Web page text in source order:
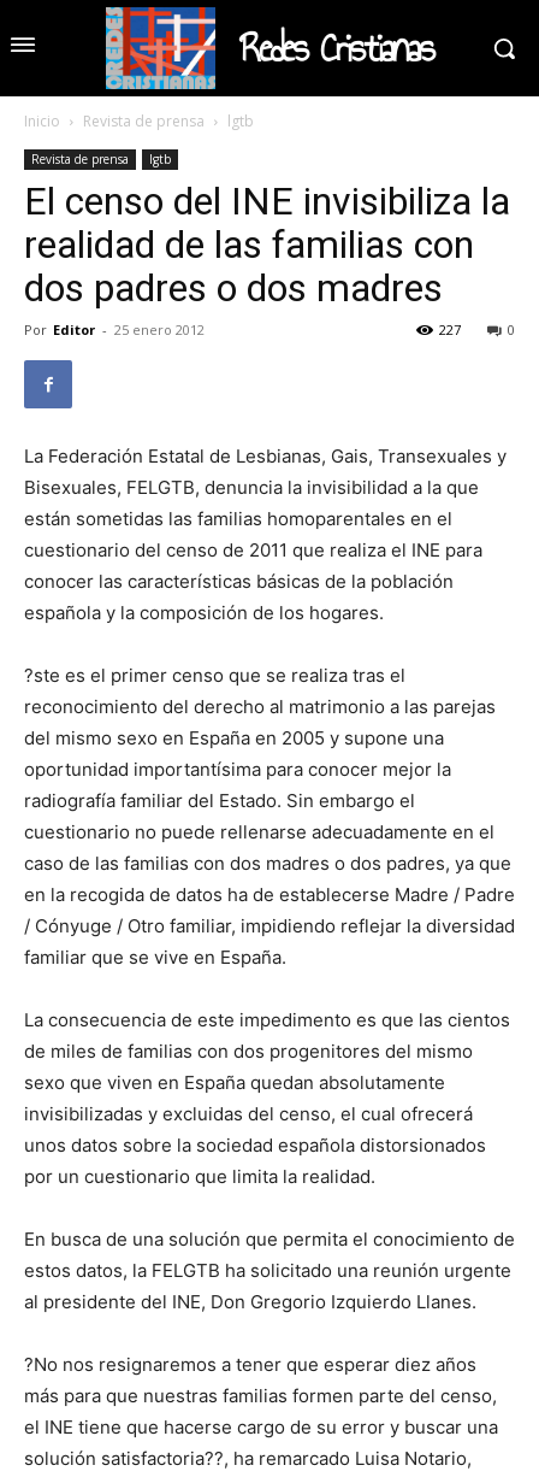
Redes Cristianas
Inicio Revista de prensa lgtb
Revista de prensa lgtb
El censo del INE invisibiliza la
realidad de las familias con
dos padres o dos madres
Por Editor - 25 enero 2012 0
227
La Federación Estatal de Lesbianas, Gais, Transexuales y
Bisexuales, FELGTB, denuncia la invisibilidad a la que
están sometidas las familias homoparentales en el
cuestionario del censo de 2011 que realiza el INE para
conocer las características básicas de la población
española y la composición de los hogares.
?ste es el primer censo que se realiza tras el
reconocimiento del derecho al matrimonio a las parejas
del mismo sexo en España en 2005 y supone una
oportunidad importantísima para conocer mejor la
radiografía familiar del Estado. Sin embargo el
cuestionario no puede rellenarse adecuadamente en el
caso de las familias con dos madres o dos padres, ya que
en la recogida de datos ha de establecerse Madre / Padre
/ Cónyuge / Otro familiar, impidiendo reflejar la diversidad
familiar que se vive en España.
La consecuencia de este impedimento es que las cientos
de miles de familias con dos progenitores del mismo
sexo que viven en España quedan absolutamente
invisibilizadas y excluidas del censo, el cual ofrecerá
unos datos sobre la sociedad española distorsionados
por un cuestionario que limita la realidad.
En busca de una solución que permita el conocimiento de
estos datos, la FELGTB ha solicitado una reunión urgente
al presidente del INE, Don Gregorio Izquierdo Llanes.
?No nos resignaremos a tener que esperar diez años
más para que nuestras familias formen parte del censo,
el INE tiene que hacerse cargo de su error y buscar una
solución satisfactoria??, ha remarcado Luisa Notario,